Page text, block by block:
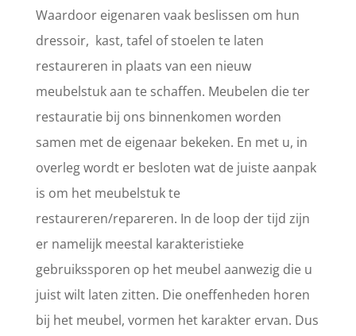
Waardoor eigenaren vaak beslissen om hun
dressoir, kast, tafel of stoelen te laten
restaureren in plaats van een nieuw
meubelstuk aan te schaffen. Meubelen die ter
restauratie bij ons binnenkomen worden
samen met de eigenaar bekeken. En met u, in
overleg wordt er besloten wat de juiste aanpak
is om het meubelstuk te
restaureren/repareren. In de loop der tijd zijn
er namelijk meestal karakteristieke
gebruikssporen op het meubel aanwezig die u
juist wilt laten zitten. Die oneffenheden horen
bij het meubel, vormen het karakter ervan. Dus